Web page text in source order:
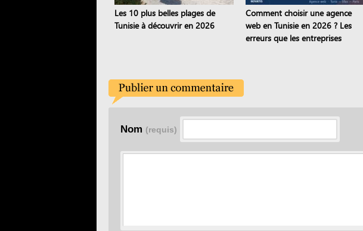
Les 10 plus belles plages de
Tunisie à découvrir en 2026
Comment choisir une agence
web en Tunisie en 2026 ? Les
erreurs que les entreprises
Nom (requis)